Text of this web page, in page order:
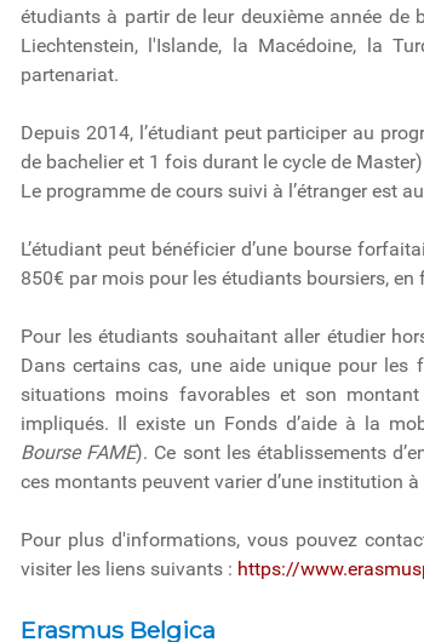
étudiants à partir de leur deuxième année de
Liechtenstein, l'Islande, la Macédoine, la
partenariat.
Depuis 2014, l’étudiant peut participer au
de bachelier et 1 fois durant le cycle de
Le programme de cours suivi à l’étranger est
L’étudiant peut bénéficier d’une bourse
850€ par mois pour les étudiants boursiers,
Pour les étudiants souhaitant aller étudier
Dans certains cas, une aide unique pour
situations moins favorables et son
impliqués. Il existe un Fonds d’aide à la
Bourse FAME). Ce sont les établissements
ces montants peuvent varier d’une institution à
Pour plus d'informations, vous pouvez
visiter les liens suivants : https://
Erasmus Belgica